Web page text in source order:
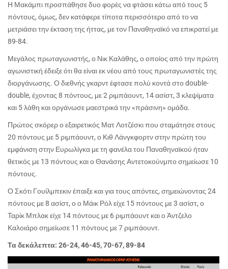
Η Μακάμπι προσπάθησε δυο φορές να φτάσει κάτω από τους 5
πόντους, όμως, δεν κατάφερε τίποτα περισσότερο από το να
μετριάσει την έκταση της ήττας, με τον Παναθηναϊκό να επικρατεί με
89-84.
Μεγάλος πρωταγωνιστής, ο Νικ Καλάθης, ο οποίος από την πρώτη
αγωνιστική έδειξε ότι θα είναι εκ νέου από τους πρωταγωνιστές της
διοργάνωσης. Ο διεθνής γκαρντ έφτασε πολύ κοντά στοdouble-
double, έχοντας 8 πόντους, με 2 ριμπάουντ, 14 ασίστ, 3 κλεψίματα
και 5 λάθη και οργάνωσε μαεστρικά την «πράσινη» ομάδα.
Πρώτος σκόρερ ο εξαιρετικός Ματ Λοτζέσκι που σταμάτησε στους
20 πόντους με 5 ριμπάουντ, ο Κιθ Λάνγκφορτν στην πρώτη του
εμφάνιση στην Ευρωλίγκα με τη φανέλα του Παναθηναϊκού ήταν
θετικός με 13 πόντους και ο Θανάσης Αντετοκούνμπο σημείωσε 10
πόντους.
Ο Σκότι Γουίλμπεκιν έπαιξε και για τους απόντες, σημειώνοντας 24
πόντους με 8 ασίστ, ο ο Μάικ Ρόλ είχε 15 πόντους με 3 ασίστ, ο
Ταρίκ Μπλακ είχε 14 πόντους με 6 ριμπάουντ και ο Άντζελο
Καλοιάρο σημείωσε 11 πόντους με 7 ριμπάουντ.
Τα δεκάλεπτα: 26-24, 46-45, 70-67, 89-84